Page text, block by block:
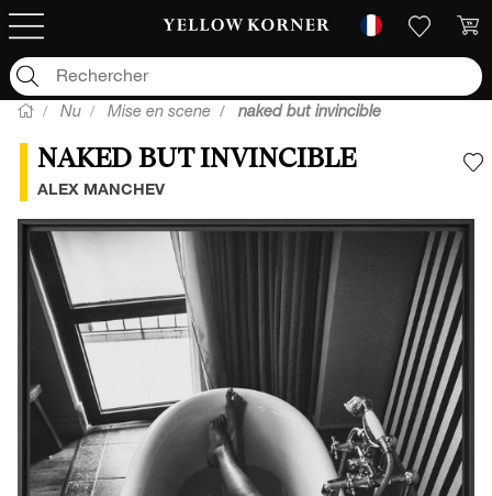
Nu Mise en scene naked but invincible
NAKED BUT INVINCIBLE
ALEX MANCHEV